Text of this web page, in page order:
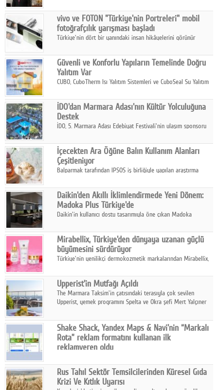
Çelik FAVÖK Marjını %16,1'e yükseltti.
vivo ve FOTON "Türkiye'nin Portreleri" mobil
fotoğrafçılık yarışması başladı
Türkiye'nin dört bir yanındaki insan hikâyelerini görünür
insanını, kültürünü ve yaşamını portre fotoğraflarıyla
anlatmaya davet ediyor.
Güvenli ve Konforlu Yapıların Temelinde Doğru
Yalıtım Var
CUBO, CuboTherm Isı Yalıtım Sistemleri ve CuboSeal Su Yalıtım
ve sürdürülebilir çözümler sunuyor.
İDO'dan Marmara Adası'nın Kültür Yolculuğuna
Destek
İDO, 5. Marmara Adası Edebiyat Festivali'nin ulaşım sponsoru
ettiriyor.
İçecekten Ara Öğüne Balın Kullanım Alanları
Çeşitleniyor
Balparmak tarafından IPSOS iş birliğiyle yapılan araştırma
ıhlamur gibi içeceklerde tercih ettiğini ortaya koyuyor.
Daikin'den Akıllı İklimlendirmede Yeni Dönem:
Madoka Plus Türkiye'de
Daikin'in kullanıcı dostu tasarımıyla öne çıkan Madoka
kontrol ünitesi Madoka Plus Türkiye'de satışa sunuldu.
Mirabellix, Türkiye'den dünyaya uzanan güçlü
büyümesini sürdürüyor
Türkiye'nin yenilikçi dermokozmetik markalarından Mirabellix,
ürünleriyle hem yurt içinde hem de uluslararası pazarlarda
büyümesini sürdürüyor.
Upperist'in Mutfağı Açıldı
The Marmara Taksim'in çatısındaki terasıyla çok sevilen
Upperist, yemek programını Spelta ve Okra şefi Mert Yalçıner
Shake Shack, Yandex Maps & Navi'nin “Markalı
Rota” reklam formatını kullanan ilk
reklamveren oldu
artırmak amacıyla Cereyan Medya ve Yandex Ads iş birliğiyle
Yandex Maps & Navi'nin yeni "Markalı Rota" reklam formatını
kullanan ilk marka oldu.
Rus Tahıl Sektör Temsilcilerinden Küresel Gıda
Krizi Ve Kıtlık Uyarısı